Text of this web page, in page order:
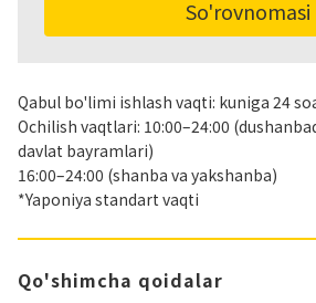
So'rovnomasi
Qabul bo'limi ishlash vaqti: kuniga 24
Ochilish vaqtlari: 10:00–24:00
davlat bayramlari)
16:00–24:00 (shanba va yakshanba)
*Yaponiya standart vaqti
Qo'shimcha qoidalar